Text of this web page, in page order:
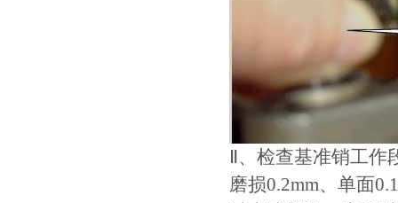
Ⅱ、检查基准销工作
磨损0.2mm、单面